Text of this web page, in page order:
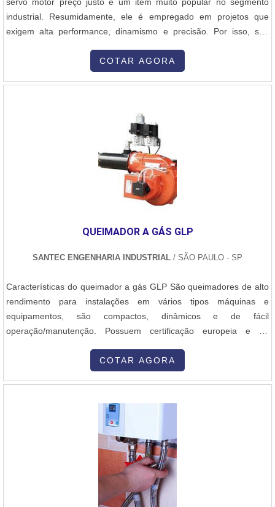
qualidade. Alguns desses motivos são: Equipe multidisciplinar de
consultores associados; Profissionais com vasta experiência na
onde são realizadas as atividades; Matéria-prima de excelente
qualidade; Equipamentos de última geração.REFERÊNCIA DE
QUALIDADE NO SEGMENTOSomente na Inovatti Queimadores
industrial. É sempre a opção mais confiável, disponibilizando itens
como queimador industrial de alta temperatura e manutenção de
queimadores industriais.Tem rótulo de uma empresa
comprometida com seus serviços e uma empresa inovadora,
conquistas adquiridas porque investiu em uma estrutura que hoje
conta com escritório de alta qualidade onde são realizadas as
atividades e equipamentos de última geração. Tudo isso, unido a
profissionais com vasta experiência na área de atuação, garante
industrial. Resumidamente, ele é empregado em projetos que
exigem alta performance, dinamismo e precisão. Por isso, sua
companhias que podem oferecer as seguintes vantagens:
à prova d’água graças ao fechamento hermético. O
EQUIPAMENTO É ENCONTRADO EM DIFERENTES
MODELOSUtilizado principalmente no controle da precisão de
projetos de automação industrial, o aparelho é acoplado em
dispositivos de inspeção, impressoras, máquinas de corte a laser,
máquinas de PCI e diversos outros. No mercado, o servo motor
preço justo é encontrado em dois modelos principais: o de corrente
motores de corrente contínua, a principal característica do modelo
é o fato que ele é confeccionado com um imã permanente com
projetos menores, já que apresenta baixo custo, eficiência e é fácil
de instalar e manusear. Por outro lado, o modelo de corrente
alternada possui um custo mais elevado devido ao seu
funcionamento e aplicação. Resumidamente, eles são empregados
extrema exatidão. Desse modo, ele é muito empregado em
grandes indústrias e fábricas, otimizando os processos
produtivos. SERVO MOTOR PREÇO JUSTO NO
no seu bolso? Há mais de 15 anos no segmento, a ICATERM
comercializa equipamentos de alta qualidade, que podem ser
empregados mais diversos tipos de processos de automação.
Entre em contato, por e-mail ou telefone, e descubra mais
vantagens de contar com os produtos da companhia! .
COTAR AGORA
QUEIMADOR A GÁS GLP
SANTEC ENGENHARIA INDUSTRIAL / SÃO PAULO - SP
Características do queimador a gás GLP São queimadores de alto
rendimento para instalações em vários tipos máquinas e
equipamentos, são compactos, dinâmicos e de fácil
operação/manutenção. Possuem certificação europeia e de
regulariza o setor de combustão no Brasil. Possuem excelente
COTAR AGORA